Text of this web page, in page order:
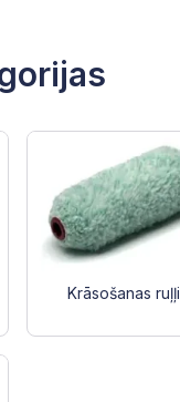
Krāsošanas ruļļi